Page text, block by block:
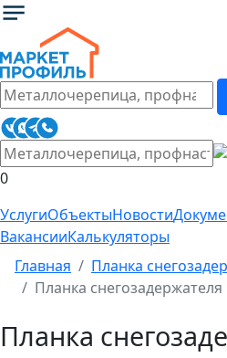
0
УслугиОбъектыНовости
ВакансииКалькуляторы
Главная
Планка
Планка снегозадержателя
Планка